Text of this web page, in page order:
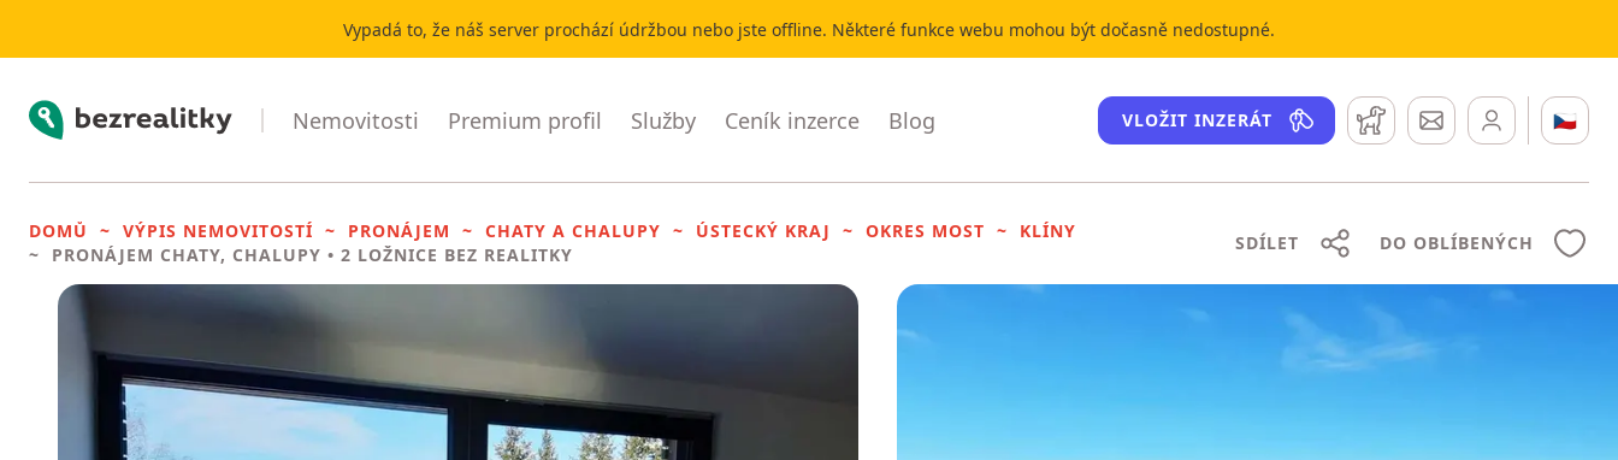
Vypadá to, že náš server prochází údržbou nebo jste offline. Některé funkce webu mohou být dočasně nedostupné.
Bezrealitky Nemovitosti Premium profil Služby Ceník inzerce Blog VLOŽIT INZERÁT Hlídací pesZprávy 🇨🇿
DOMŮ VÝPIS NEMOVITOSTÍ PRONÁJEM CHATY A CHALUPY ÚSTECKÝ KRAJ OKRES MOST
KLÍNY
PRONÁJEM CHATY, CHALUPY • 2 LOŽNICE BEZ REALITKY
SDÍLET DO OBLÍBENÝCH